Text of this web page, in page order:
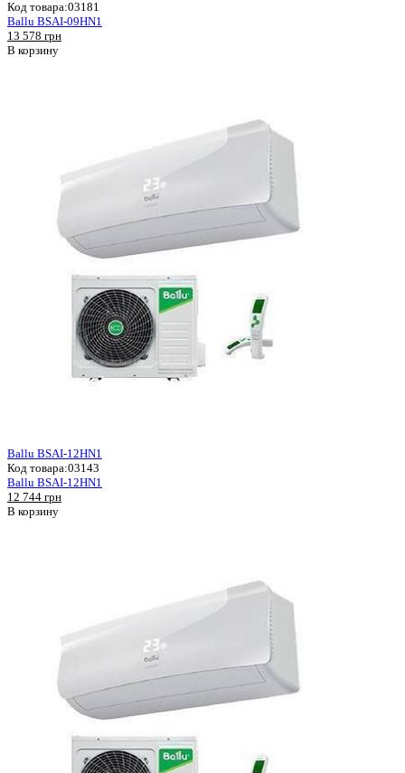
Код товара:03181
Ballu BSAI-09HN1
13 578 грн
В корзину
Ballu BSAI-12HN1
Код товара:03143
Ballu BSAI-12HN1
12 744 грн
В корзину